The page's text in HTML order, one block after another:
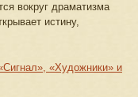
вокруг драматизма
истину,
«Художники» и